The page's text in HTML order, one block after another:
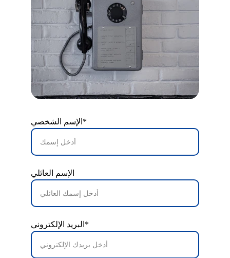
الإسم الشخصي*
الإسم العائلي
البريد الإلكتروني*